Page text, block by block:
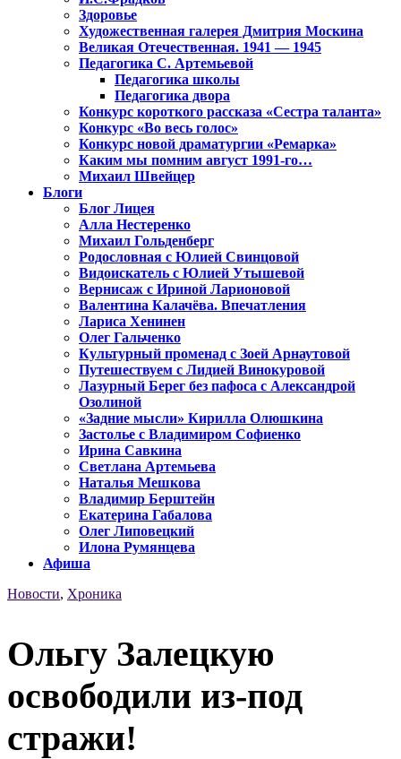
Здоровье
Художественная галерея Дмитрия Москина
Великая Отечественная. 1941 — 1945
Педагогика С. Артемьевой
Педагогика школы
Педагогика двора
Конкурс короткого рассказа «Сестра таланта»
Конкурс «Во весь голос»
Конкурс новой драматургии «Ремарка»
Каким мы помним август 1991-го…
Михаил Швейцер
Блоги
Блог Лицея
Алла Нестеренко
Михаил Гольденберг
Родословная с Юлией Свинцовой
Видоискатель с Юлией Утышевой
Вернисаж с Ириной Ларионовой
Валентина Калачёва. Впечатления
Лариса Хенинен
Олег Гальченко
Культурный променад с Зоей Арнаутовой
Путешествуем с Лидией Винокуровой
Лазурный Берег без пафоса с Александрой
Озолиной
«Задние мысли» Кирилла Олюшкина
Застолье с Владимиром Софиенко
Ирина Савкина
Светлана Артемьева
Наталья Мешкова
Владимир Берштейн
Екатерина Габалова
Олег Липовецкий
Илона Румянцева
Афиша
Новости, Хроника
Ольгу Залецкую
освободили из-под
стражи!